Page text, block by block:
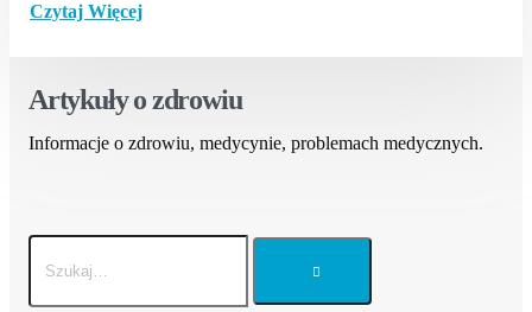
Czytaj Więcej
Artykuły o zdrowiu
Informacje o zdrowiu, medycynie, problemach medycznych.